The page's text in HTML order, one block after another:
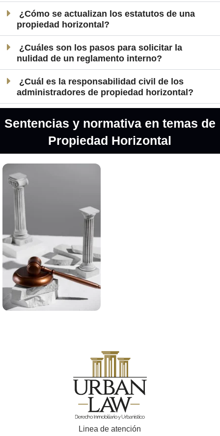
¿Cómo se actualizan los estatutos de una
propiedad horizontal?
¿Cuáles son los pasos para solicitar la
nulidad de un reglamento interno?
¿Cuál es la responsabilidad civil de los
administradores de propiedad horizontal?
Sentencias y normativa en temas de
Propiedad Horizontal
Linea de atención